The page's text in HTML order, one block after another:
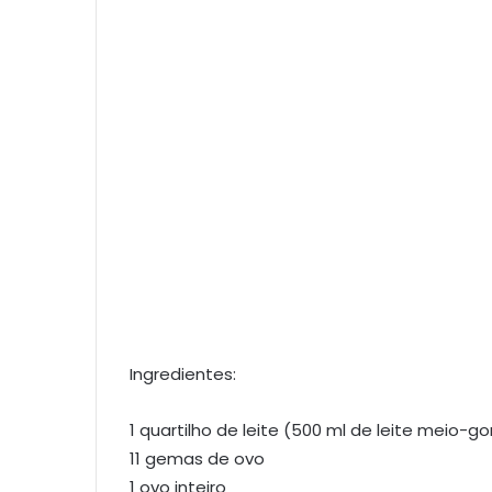
Ingredientes:
1 quartilho de leite (500 ml de leite meio-
11 gemas de ovo
1 ovo inteiro